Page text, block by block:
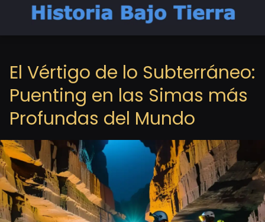
El Vértigo de lo Subterráneo:
Puenting en las Simas más
Profundas del Mundo